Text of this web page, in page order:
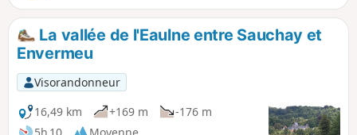
La vallée de l'Eaulne entre Sauchay et
Envermeu
Visorandonneur
16,49 km
+169 m
-176 m
5h 10
Moyenne